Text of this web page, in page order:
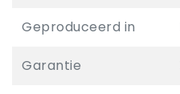
Geproduceerd in
Garantie